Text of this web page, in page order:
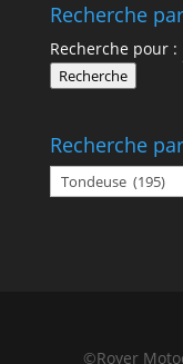
Recherche
Recherche pour :
Recherche
Recherche
©Royer